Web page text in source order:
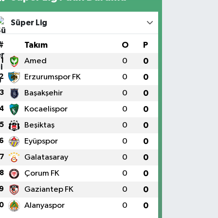
Süper Lig
Takım O P
1 Amed 0 0
Erzurumspor FK 0 0
3 Başakşehir 0 0
Kocaelispor 0 0
5 Beşiktaş 0 0
Eyüpspor 0 0
7 Galatasaray 0 0
8 Çorum FK 0 0
Gaziantep FK 0 0
Alanyaspor 0 0